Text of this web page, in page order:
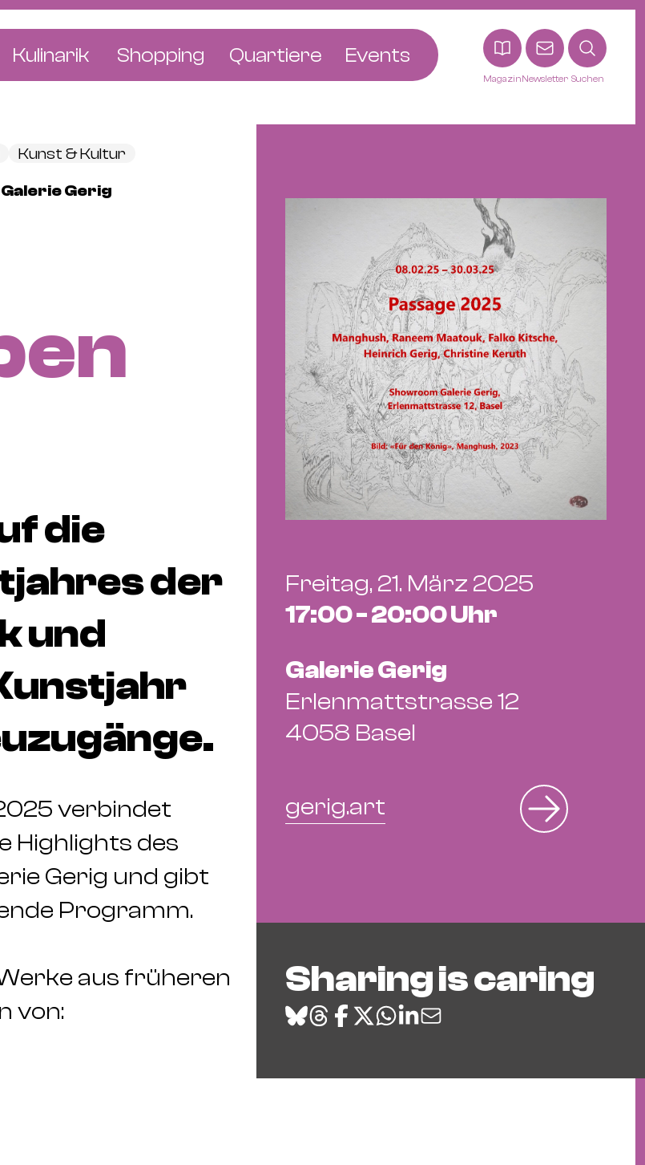
MagazinNewsletter Suchen
Kulinarik
Bäckereien & Konditoreien
Shopping
Schmuck & Uhren
Quartiere
Kleinbasel
Wettstein
Events
Kunst & Kultur
Gerig
die
der
und
verbindet
Highlights des
Gerig und gibt
Programm.
aus früheren
von:
Freitag, 21. März 2025
17:00 - 20:00 Uhr
Galerie Gerig
Erlenmattstrasse 12
4058 Basel
gerig.art
Sharing is caring